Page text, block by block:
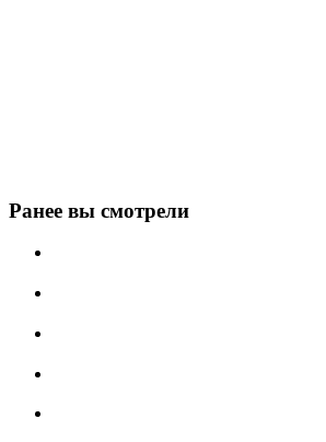
Ранее вы смотрели